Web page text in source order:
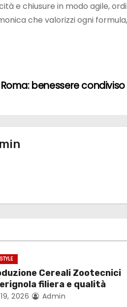
e chiusure in modo agile,
che valorizzi ogni
benessere condiviso
Cereali Zootecnici
filiera e qualità
2026 Admin